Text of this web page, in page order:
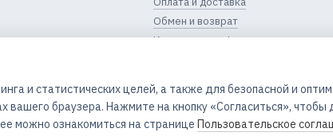
Обмен и возврат
Контактная информация
соглашение
и статистических целей, а также для безопасной и
браузера. Нажмите на кнопку «Согласиться», чтобы
можно ознакомиться на странице Пользовательское